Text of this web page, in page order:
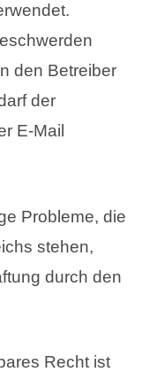
den Betreiber
der
E-Mail
Probleme, die
stehen,
durch den
Recht ist